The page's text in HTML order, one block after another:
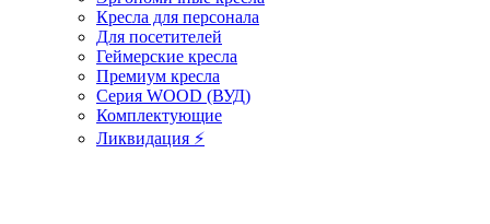
Кресла для персонала
Для посетителей
Геймерские кресла
Премиум кресла
Серия WOOD (ВУД)
Комплектующие
Ликвидация ⚡